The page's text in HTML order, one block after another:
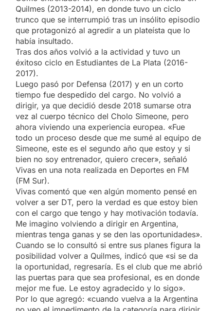
Quilmes (2013-2014), en donde tuvo un ciclo
trunco que se interrumpió tras un insólito episodio
que protagonizó al agredir a un plateísta que lo
había insultado.
Tras dos años volvió a la actividad y tuvo un
éxitoso ciclo en Estudiantes de La Plata (2016-
2017).
Luego pasó por Defensa (2017) y en un corto
tiempo fue despedido del cargo. No volvió a
dirigir, ya que decidió desde 2018 sumarse otra
vez al cuerpo técnico del Cholo Simeone, pero
ahora viviendo una experiencia europea. «Fue
todo un proceso desde que me sumé al equipo de
Simeone, este es el segundo año que estoy y si
bien no soy entrenador, quiero crecer», señaló
Vivas en una nota realizada en Deportes en FM
(FM Sur).
Vivas comentó que «en algún momento pensé en
volver a ser DT, pero la verdad es que estoy bien
con el cargo que tengo y hay motivación todavía.
Me imagino volviendo a dirigir en Argentina,
mientras tenga ganas y se den las oportunidades».
Cuando se lo consultó si entre sus planes figura la
posibilidad volver a Quilmes, indicó que «si se da
la oportunidad, regresaría. Es el club que me abrió
las puertas para que sea profesional, es en donde
mejor me fue. Le estoy agradecido y lo sigo».
Por lo que agregó: «cuando vuelva a la Argentina